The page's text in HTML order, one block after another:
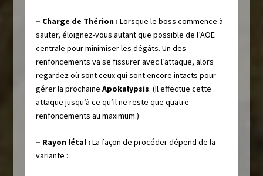
– Charge de Thérion : Lorsque le boss commence à
sauter, éloignez-vous autant que possible de l’AOE
centrale pour minimiser les dégâts. Un des
renfoncements va se fissurer avec l’attaque, alors
regardez où sont ceux qui sont encore intacts pour
gérer la prochaine Apokalypsis. (Il effectue cette
attaque jusqu’à ce qu’il ne reste que quatre
renfoncements au maximum.)
– Rayon létal : La façon de procéder dépend de la
variante :